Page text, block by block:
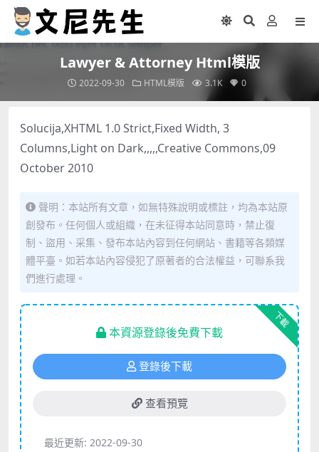
Lawyer & Attorney Html模版
2022-09-30 HTML模版 3.1K 0
Solucija,XHTML 1.0 Strict,Fixed Width, 3
Columns,Light on Dark,,,,,Creative Commons,09
October 2010
聲明：本站所有文章，如無特殊說明或標註，均為本站原
創發布。任何個人或組織，在未征得本站同意時，禁止復
制、盜用、采集、發布本站內容到任何網站、書籍等各類媒
體平臺。如若本站內容侵犯了原著者的合法權益，可聯系我
們進行處理。
下載
本資源登錄後免費下載
登錄後下載
查看預覽
最近更新: 2022-09-30